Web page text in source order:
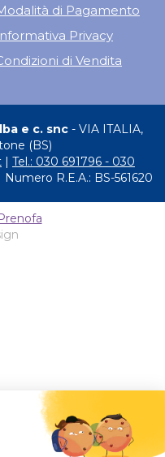
di Pagamento
Privacy
di Vendita
e c. snc - VIA ITALIA,
(BS)
Tel.: 030 691796 - 030
R.E.A.: BS-561620
Prenofa